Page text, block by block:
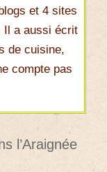
et 4 sites
Il a aussi écrit
de cuisine,
compte pas
l’Araignée